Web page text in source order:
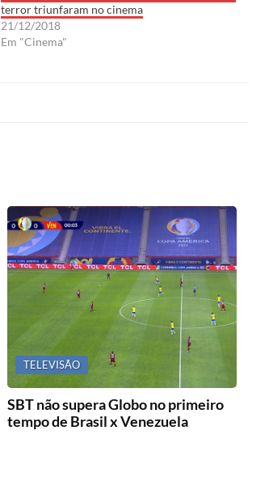
terror triunfaram no cinema
21/12/2018
Em "Cinema"
TELEVISÃO
SBT não supera Globo no primeiro
tempo de Brasil x Venezuela